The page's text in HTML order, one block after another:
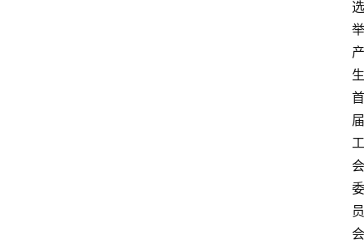
选
举
产
生
首
届
工
会
委
员
会